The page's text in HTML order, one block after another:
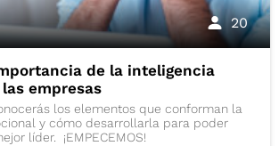
20
de la inteligencia
empresas
los elementos que conforman la
y cómo desarrollarla para poder
líder. ¡EMPECEMOS!